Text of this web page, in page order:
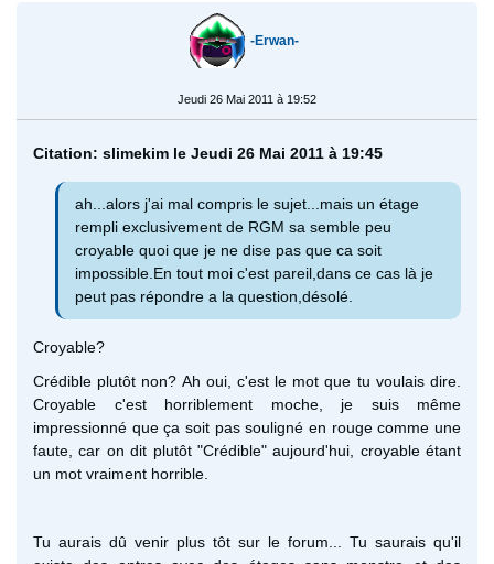
-Erwan-
Jeudi 26 Mai 2011 à 19:52
Citation: slimekim le Jeudi 26 Mai 2011 à 19:45
ah...alors j'ai mal compris le sujet...mais un étage
rempli exclusivement de RGM sa semble peu
croyable quoi que je ne dise pas que ca soit
impossible.En tout moi c'est pareil,dans ce cas là je
peut pas répondre a la question,désolé.
Croyable?
Crédible plutôt non? Ah oui, c'est le mot que tu voulais dire.
Croyable c'est horriblement moche, je suis même
impressionné que ça soit pas souligné en rouge comme une
faute, car on dit plutôt "Crédible" aujourd'hui, croyable étant
un mot vraiment horrible.
Tu aurais dû venir plus tôt sur le forum... Tu saurais qu'il